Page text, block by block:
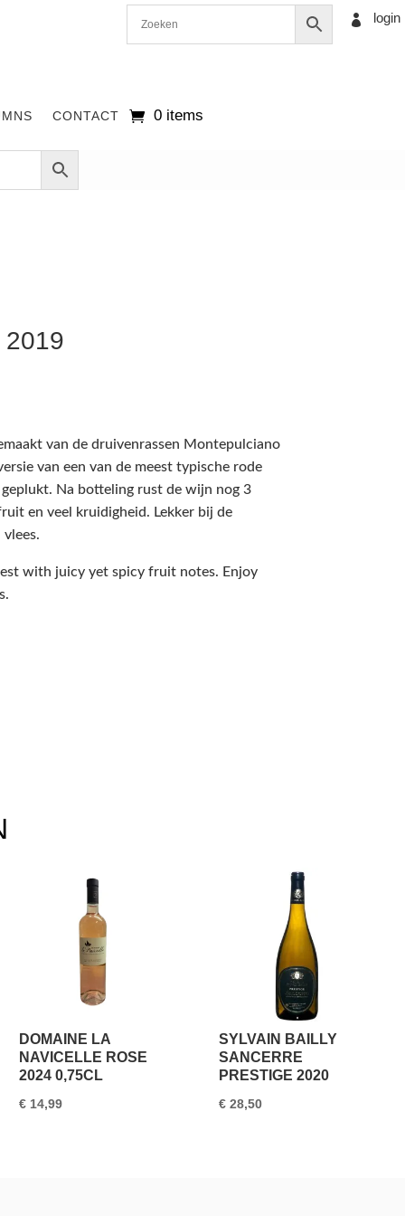
CONTACT 0 items
 login
2019
van de druivenrassen Montepulciano
van een van de meest typische rode
Na botteling rust de wijn nog 3
en veel kruidigheid. Lekker bij de
with juicy yet spicy fruit notes. Enjoy
DOMAINE LA
NAVICELLE ROSE
2024 0,75CL
€ 14,99
SYLVAIN BAILLY
SANCERRE
PRESTIGE 2020
€28,50